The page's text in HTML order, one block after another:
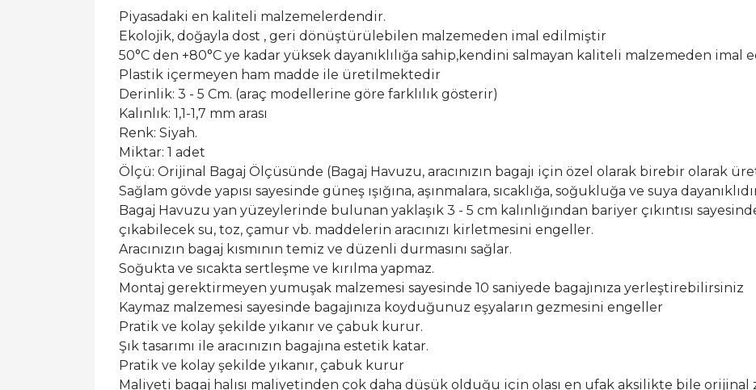
Piyasadaki en kaliteli malzemelerdendir.
Ekolojik, doğayla dost , geri dönüştürülebilen malzemeden imal edilmiştir
50°C den +80°C ye kadar yüksek dayanıklılığa sahip,kendini salmayan kaliteli malzemeden imal
Plastik içermeyen ham madde ile üretilmektedir
Derinlik: 3 - 5 Cm. (araç modellerine göre farklılık gösterir)
Kalınlık: 1,1-1,7 mm arası
Renk: Siyah.
Miktar: 1 adet
Ölçü: Orijinal Bagaj Ölçüsünde (Bagaj Havuzu, aracınızın bagajı için özel olarak birebir olarak
Sağlam gövde yapısı sayesinde güneş ışığına, aşınmalara, sıcaklığa, soğukluğa ve suya
Bagaj Havuzu yan yüzeylerinde bulunan yaklaşık 3 - 5 cm kalınlığından bariyer çıkıntısı
çıkabilecek su, toz, çamur vb. maddelerin aracınızı kirletmesini engeller.
Aracınızın bagaj kısmının temiz ve düzenli durmasını sağlar.
Soğukta ve sıcakta sertleşme ve kırılma yapmaz.
Montaj gerektirmeyen yumuşak malzemesi sayesinde 10 saniyede bagajınıza yerleştirebilirsiniz
Kaymaz malzemesi sayesinde bagajınıza koyduğunuz eşyaların gezmesini engeller
Pratik ve kolay şekilde yıkanır ve çabuk kurur.
Şık tasarımı ile aracınızın bagajına estetik katar.
Pratik ve kolay şekilde yıkanır, çabuk kurur
Maliyeti bagaj halısı maliyetinden çok daha düşük olduğu için olası en ufak aksilikte bile